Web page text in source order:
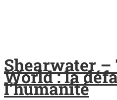
Shearwater –
World : la
l’humanité